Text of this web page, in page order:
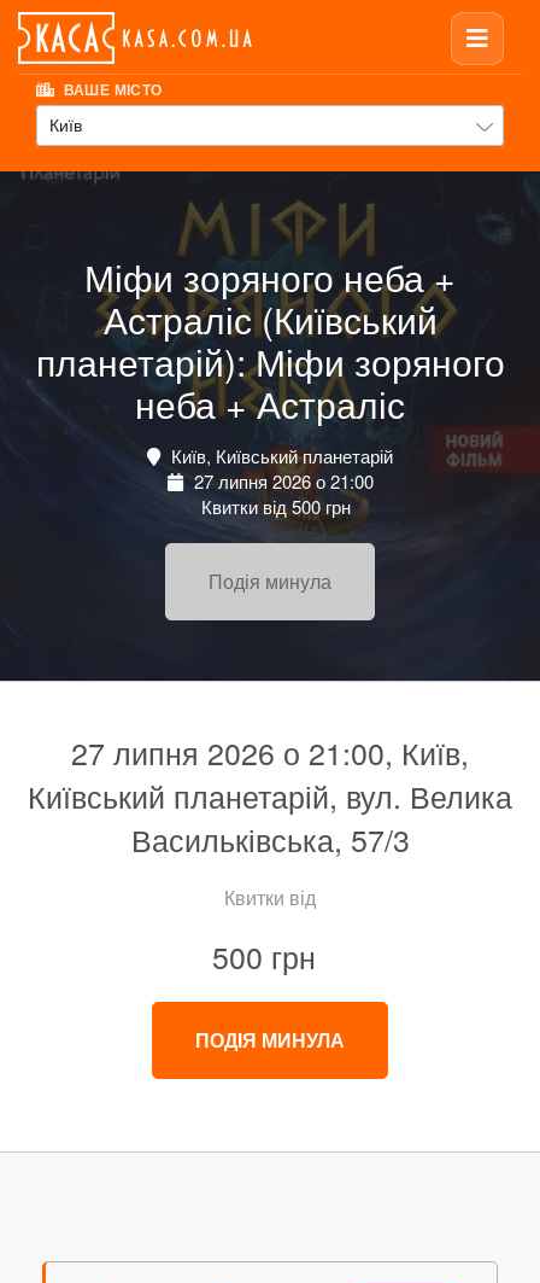
ВАШЕ МІСТО
Київ
Міфи зоряного неба +
Астраліс (Київський
планетарій): Міфи зоряного
неба + Астраліс
Київ, Київський планетарій
27 липня 2026 о 21:00
Квитки від 500 грн
Подія минула
27 липня 2026 о 21:00, Київ,
Київський планетарій, вул. Велика
Васильківська, 57/3
Квитки від
500 грн
ПОДІЯ МИНУЛА